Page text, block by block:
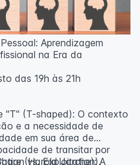
Aprendizagem
na Era da
das 19h às 21h
"T" (T-shaped): O contexto
e a necessidade de
em sua área de
de transitar por
vs. Exploitation).
(Harold Jarche): A